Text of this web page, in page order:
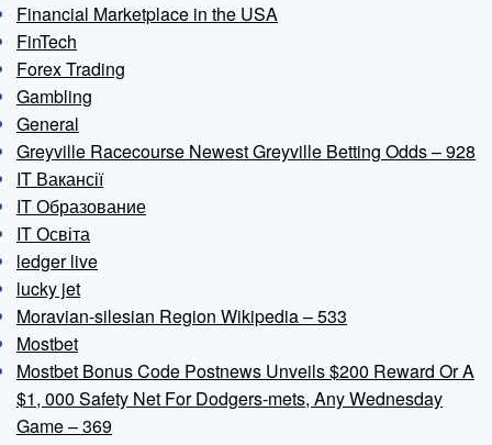
Financial Marketplace in the USA
FinTech
Forex Trading
Gambling
General
Greyville Racecourse Newest Greyville Betting Odds – 928
IT Вакансії
IT Образование
IT Освіта
ledger live
lucky jet
Moravian-silesian Region Wikipedia – 533
Mostbet
Mostbet Bonus Code Postnews Unveils $200 Reward Or A
$1, 000 Safety Net For Dodgers-mets, Any Wednesday
Game – 369